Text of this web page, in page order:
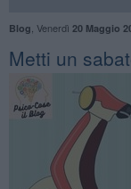
Blog Venerdì 20 Maggio
​Metti un